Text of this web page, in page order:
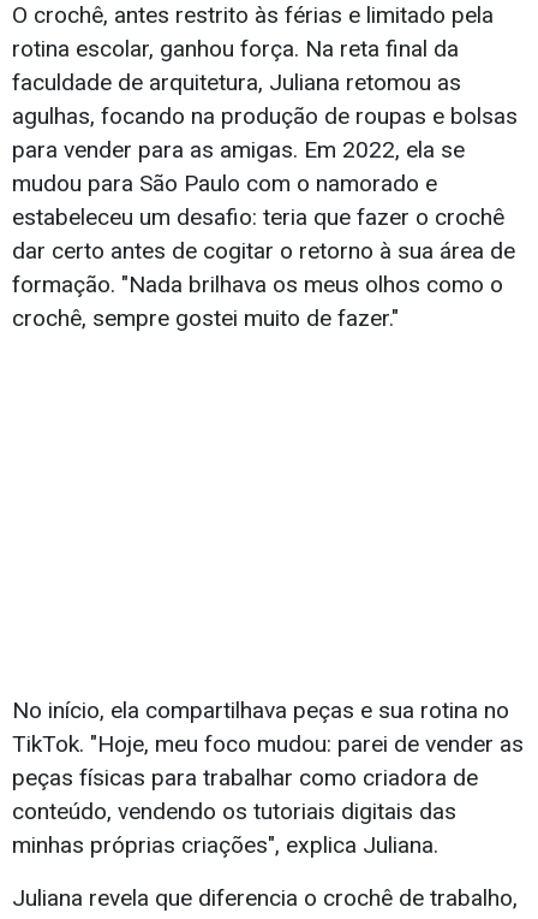
O crochê, antes restrito às férias e limitado pela
rotina escolar, ganhou força. Na reta final da
faculdade de arquitetura, Juliana retomou as
agulhas, focando na produção de roupas e bolsas
para vender para as amigas. Em 2022, ela se
mudou para São Paulo com o namorado e
estabeleceu um desafio: teria que fazer o crochê
dar certo antes de cogitar o retorno à sua área de
formação. "Nada brilhava os meus olhos como o
crochê, sempre gostei muito de fazer."
No início, ela compartilhava peças e sua rotina no
TikTok. "Hoje, meu foco mudou: parei de vender as
peças físicas para trabalhar como criadora de
conteúdo, vendendo os tutoriais digitais das
minhas próprias criações", explica Juliana.
Juliana revela que diferencia o crochê de trabalho,